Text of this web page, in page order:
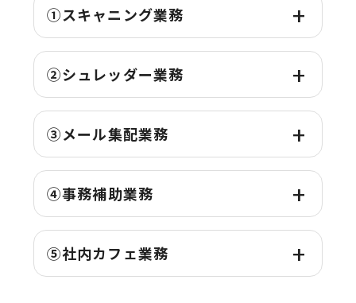
①スキャニング業務
②シュレッダー業務
③メール集配業務
④事務補助業務
⑤社内カフェ業務